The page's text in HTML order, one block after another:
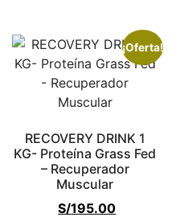
¡Oferta!
RECOVERY DRINK 1
KG- Proteína Grass Fed
– Recuperador
Muscular
S/195.00